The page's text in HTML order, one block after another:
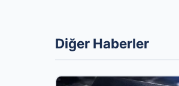
Diğer Haberler